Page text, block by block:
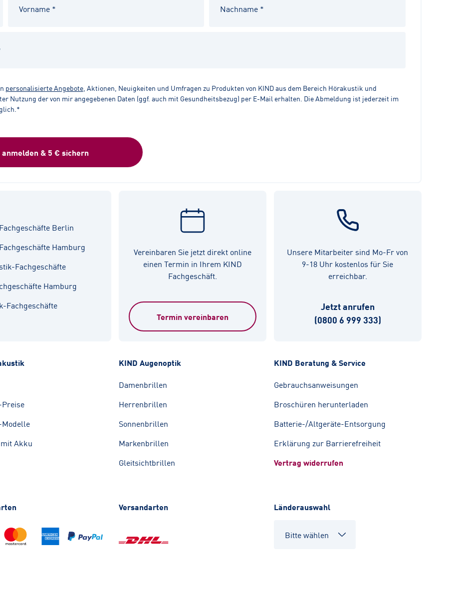
personalisierte Angebote, Aktionen, Neuigkeiten und Umfragen zu Produkten von KIND aus dem Bereich Hörakustik und
Nutzung der von mir angegebenen Daten (ggf. auch mit Gesundheitsbezug) per E-Mail erhalten. Die Abmeldung ist jederzeit im
& 5 € sichern
Berlin
Hamburg
Fachgeschäfte
Hamburg
Fachgeschäfte
Vereinbaren Sie jetzt direkt online
einen Termin in Ihrem KIND
Fachgeschäft.
Termin vereinbaren
Unsere Mitarbeiter sind Mo-Fr von
9-18 Uhr kostenlos für Sie
erreichbar.
Jetzt anrufen
(0800 6 999 333)
Akku
KIND Augenoptik
Damenbrillen
Herrenbrillen
Sonnenbrillen
Markenbrillen
Gleitsichtbrillen
KIND Beratung & Service
Gebrauchsanweisungen
Broschüren herunterladen
Batterie-/Altgeräte-Entsorgung
Erklärung zur Barrierefreiheit
Vertrag widerrufen
Versandarten Länderauswahl